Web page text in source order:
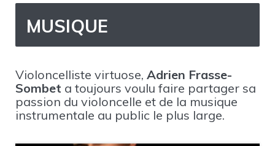
MUSIQUE
Violoncelliste virtuose, Adrien Frasse-
Sombet a toujours voulu faire partager sa
passion du violoncelle et de la musique
instrumentale au public le plus large.